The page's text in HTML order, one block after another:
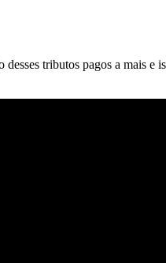
tributos pagos a mais